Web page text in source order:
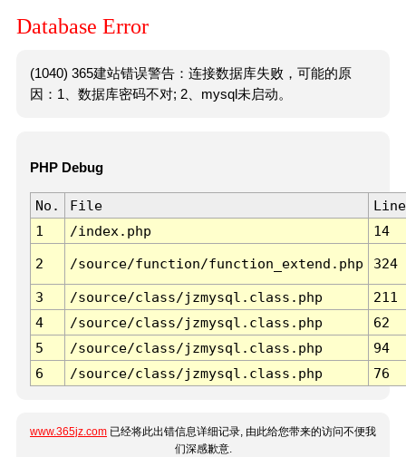
Database Error
(1040) 365建站错误警告：连接数据库失败，可能的原
因：1、数据库密码不对; 2、mysql未启动。
PHP Debug
No. File
Line
1
/index.php 14
2 /source/function/function_extend.php 324
3 /source/class/jzmysql.class.php
211
4
/source/class/jzmysql.class.php
62
5
/source/class/jzmysql.class.php
94
6
/source/class/jzmysql.class.php 76
www.365jz.com 已经将此出错信息详细记录, 由此给您带来的访问不便我
们深感歉意.